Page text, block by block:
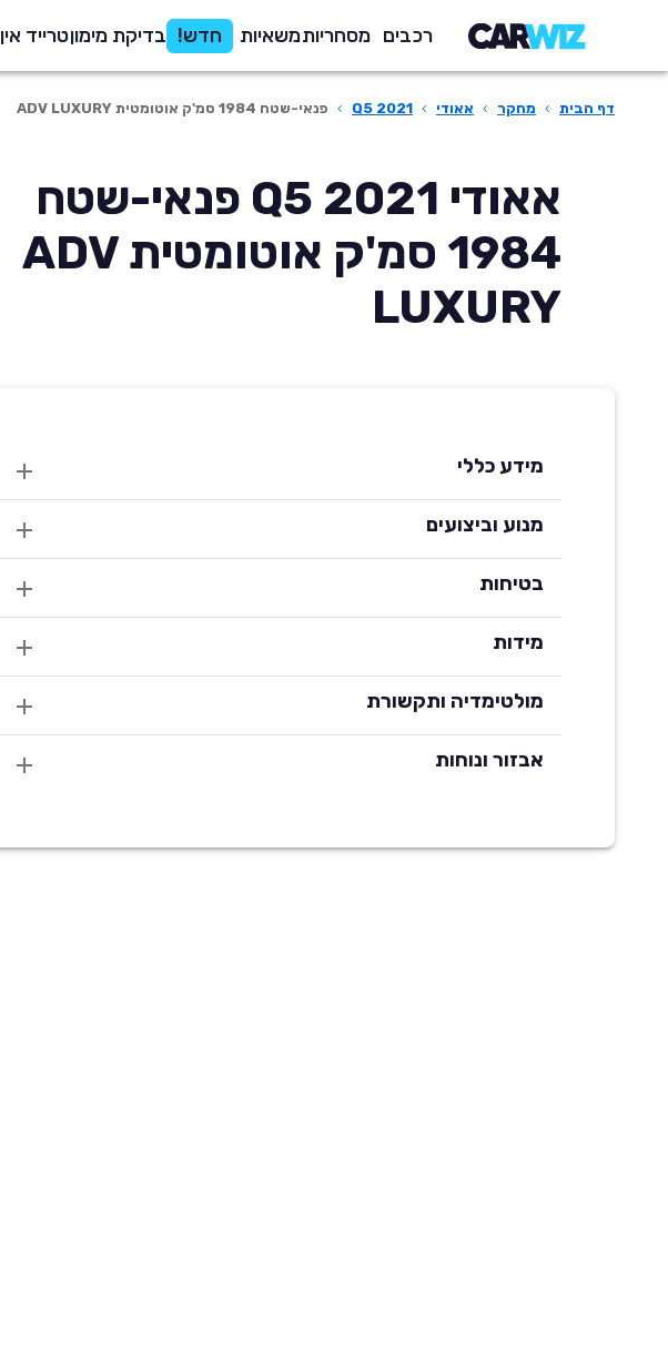
רכבים מסחריותמשאיות חדש! בדיקת מימוןטרייד אין
דף הבית › מחקר › אאודי ›
Q5 2021
› פנאי-שטח 1984 סמ'ק אוטומטית ADV LUXURY
אאודי Q5 2021 פנאי-שטח
1984 סמ'ק אוטומטית ADV
LUXURY
מידע כללי
מנוע וביצועים
בטיחות
מידות
מולטימדיה ותקשורת
אבזור ונוחות